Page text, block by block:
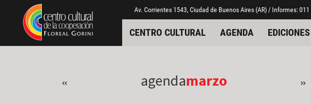
Pasar al contenido principal
Jump to main content Av. Corrientes 1543, Ciudad de Buenos Aires (AR) / Informes:
CENTRO CULTURAL AGENDA EDICIONES
« agendamarzo »